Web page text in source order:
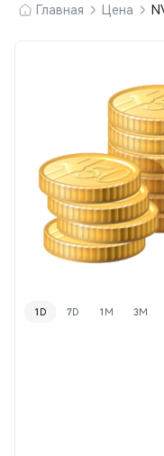
Главная Цена
1D 7D 1M 3M